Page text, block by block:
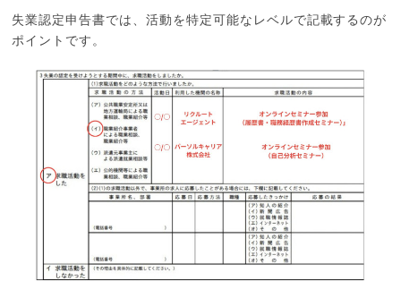
失業認定申告書では、活動を特定可能なレベルで記載するのが
ポイントです。